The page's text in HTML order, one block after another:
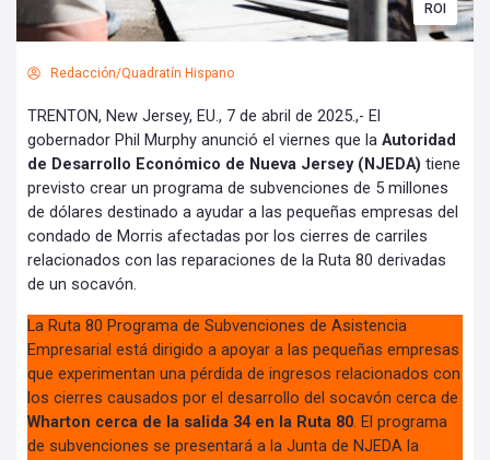
ROI
Redacción/Quadratín Hispano
TRENTON, New Jersey, EU., 7 de abril de 2025.,- El
gobernador Phil Murphy anunció el viernes que la Autoridad
de Desarrollo Económico de Nueva Jersey (NJEDA) tiene
previsto crear un programa de subvenciones de 5 millones
de dólares destinado a ayudar a las pequeñas empresas del
condado de Morris afectadas por los cierres de carriles
relacionados con las reparaciones de la Ruta 80 derivadas
de un socavón.
La Ruta 80 Programa de Subvenciones de Asistencia
Empresarial está dirigido a apoyar a las pequeñas empresas
que experimentan una pérdida de ingresos relacionados con
los cierres causados por el desarrollo del socavón cerca de
Wharton cerca de la salida 34 en la Ruta 80. El programa
de subvenciones se presentará a la Junta de NJEDA la